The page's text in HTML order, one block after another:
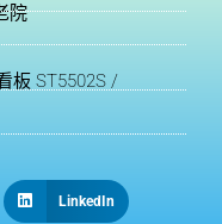
院
板 ST5502S /
LinkedIn